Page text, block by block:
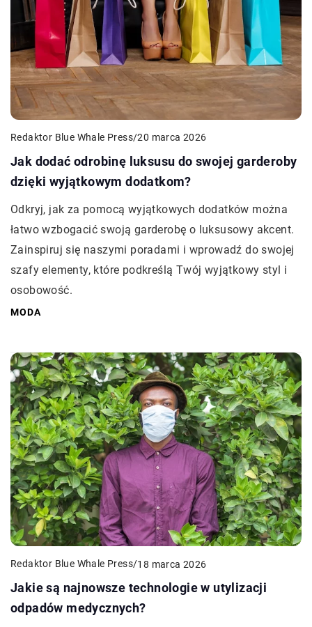
Redaktor Blue Whale Press/20 marca 2026
Jak dodać odrobinę luksusu do swojej garderoby
dzięki wyjątkowym dodatkom?
Odkryj, jak za pomocą wyjątkowych dodatków można
łatwo wzbogacić swoją garderobę o luksusowy akcent.
Zainspiruj się naszymi poradami i wprowadź do swojej
szafy elementy, które podkreślą Twój wyjątkowy styl i
osobowość.
MODA
Redaktor Blue Whale Press/18 marca 2026
Jakie są najnowsze technologie w utylizacji
odpadów medycznych?